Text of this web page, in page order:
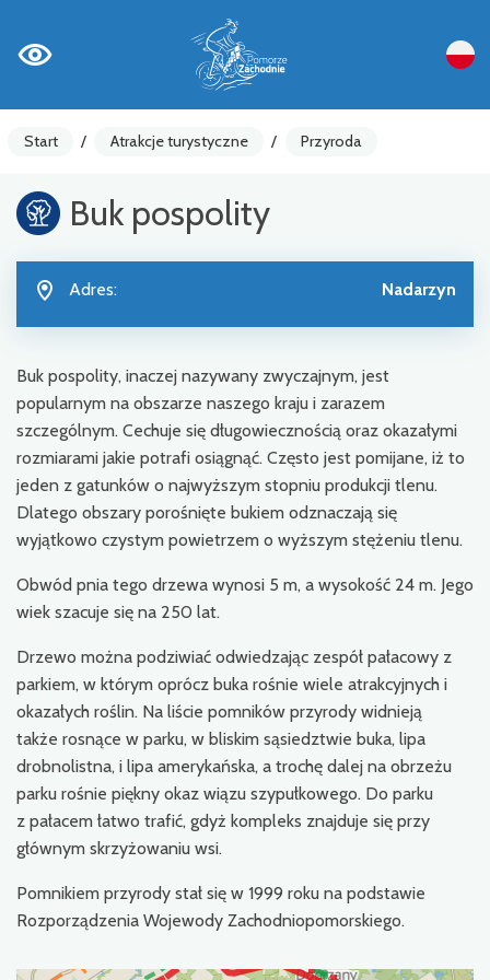
Start / Atrakcje turystyczne / Przyroda
Buk pospolity
Adres: Nadarzyn
Buk pospolity, inaczej nazywany zwyczajnym, jest
popularnym na obszarze naszego kraju i zarazem
szczególnym. Cechuje się długowiecznością oraz okazałymi
rozmiarami jakie potrafi osiągnąć. Często jest pomijane, iż to
jeden z gatunków o najwyższym stopniu produkcji tlenu.
Dlatego obszary porośnięte bukiem odznaczają się
wyjątkowo czystym powietrzem o wyższym stężeniu tlenu.
Obwód pnia tego drzewa wynosi 5 m, a wysokość 24 m. Jego
wiek szacuje się na 250 lat.
Drzewo można podziwiać odwiedzając zespół pałacowy z
parkiem, w którym oprócz buka rośnie wiele atrakcyjnych i
okazałych roślin. Na liście pomników przyrody widnieją
także rosnące w parku, w bliskim sąsiedztwie buka, lipa
drobnolistna, i lipa amerykańska, a trochę dalej na obrzeżu
parku rośnie piękny okaz wiązu szypułkowego. Do parku
z pałacem łatwo trafić, gdyż kompleks znajduje się przy
głównym skrzyżowaniu wsi.
Pomnikiem przyrody stał się w 1999 roku na podstawie
Rozporządzenia Wojewody Zachodniopomorskiego.